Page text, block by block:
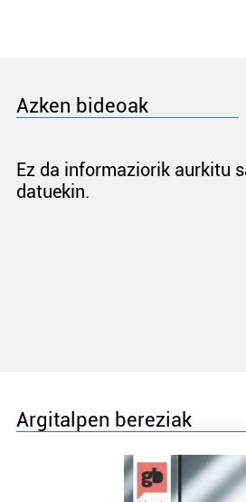
Azken bideoak
Ez da informaziorik aurkitu
datuekin.
Argitalpen bereziak